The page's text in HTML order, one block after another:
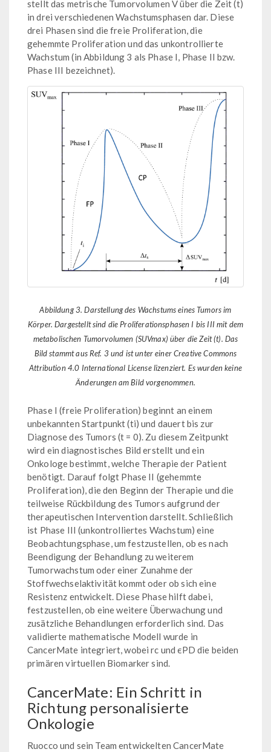
stellt das metrische Tumorvolumen V über die Zeit (t)
in drei verschiedenen Wachstumsphasen dar. Diese
drei Phasen sind die freie Proliferation, die
gehemmte Proliferation und das unkontrollierte
Wachstum (in Abbildung 3 als Phase I, Phase II bzw.
Phase III bezeichnet).
Abbildung 3. Darstellung des Wachstums eines Tumors im
Körper. Dargestellt sind die Proliferationsphasen I bis III mit dem
metabolischen Tumorvolumen (SUVmax) über die Zeit (t). Das
Bild stammt aus Ref. 3 und ist unter einer Creative Commons
Attribution 4.0 International License lizenziert. Es wurden keine
Änderungen am Bild vorgenommen.
Phase I (freie Proliferation) beginnt an einem
unbekannten Startpunkt (ti) und dauert bis zur
Diagnose des Tumors (t = 0). Zu diesem Zeitpunkt
wird ein diagnostisches Bild erstellt und ein
Onkologe bestimmt, welche Therapie der Patient
benötigt. Darauf folgt Phase II (gehemmte
Proliferation), die den Beginn der Therapie und die
teilweise Rückbildung des Tumors aufgrund der
therapeutischen Intervention darstellt. Schließlich
ist Phase III (unkontrolliertes Wachstum) eine
Beobachtungsphase, um festzustellen, ob es nach
Beendigung der Behandlung zu weiterem
Tumorwachstum oder einer Zunahme der
Stoffwechselaktivität kommt oder ob sich eine
Resistenz entwickelt. Diese Phase hilft dabei,
festzustellen, ob eine weitere Überwachung und
zusätzliche Behandlungen erforderlich sind. Das
validierte mathematische Modell wurde in
CancerMate integriert, wobei rc und ϵPD die beiden
primären virtuellen Biomarker sind.
CancerMate: Ein Schritt in
Richtung personalisierte
Onkologie
Ruocco und sein Team entwickelten CancerMate